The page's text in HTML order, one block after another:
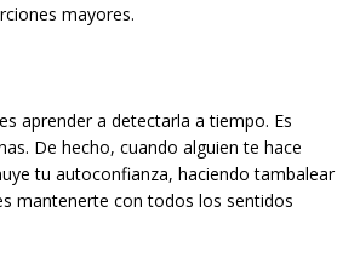
mayores.
aprender a detectarla a tiempo. Es
De hecho, cuando alguien te hace
tu autoconfianza, haciendo tambalear
mantenerte con todos los sentidos